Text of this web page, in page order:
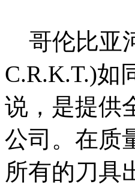
哥伦比亚
C.R.K.T.)如
说，是提供
公司。在质
所有的刀具